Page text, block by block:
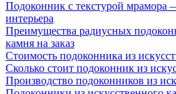
Подоконник с текстурой мрамора
интерьера
Преимущества радиусных
камня на заказ
Стоимость подоконника из
Сколько стоит подоконник из
Производство подоконников из